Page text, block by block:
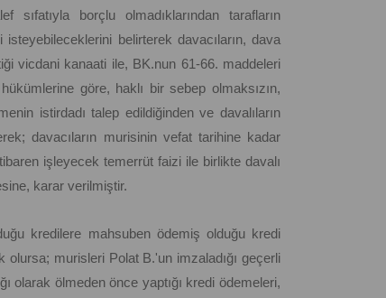
sıfatıyla borçlu olmadıklarından tarafların
belirterek davacıların, dava
vicdani kanaati ile, BK.nun 61-66. maddeleri
göre, haklı bir sebep olmaksızın,
istirdadı talep edildiğinden ve davalıların
davacıların murisinin vefat tarihine kadar
işleyecek temerrüt faizi ile birlikte davalı
karar verilmiştir.
kredilere mahsuben ödemiş olduğu kredi
olursa; murisleri Polat B.'un imzaladığı geçerli
olarak ölmeden önce yaptığı kredi ödemeleri,